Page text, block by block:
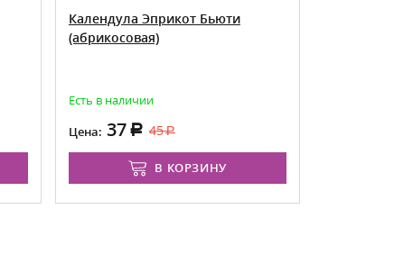
Календула Эприкот Бьюти
(абрикосовая)
Есть в наличии
Цена: 37 45
В КОРЗИНУ